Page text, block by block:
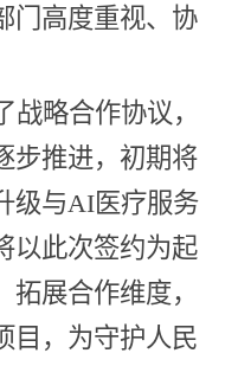
门高度重视、协
略合作协议，
步推进，初期将
级与AI医疗服务
以此次签约为起
展合作维度，
目，为守护人民